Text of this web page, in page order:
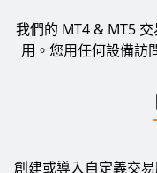
我們的 MT4 & MT5
用。您用任何設備訪
創建或導入自定義交